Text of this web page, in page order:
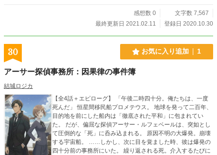
感想数 0
文字数 7,567
最終更新日 2021.02.11
登録日 2020.10.30
30 お気に入り追加 1
アーサー探偵事務所：因果律の事件簿
結城ロジカ
【全4話＋エピローグ】 「午後二時四十分。俺たちは、一度
死んだ」 ​恒星間移民船プロメテウス。 地球を発って二百年、
目的地を前にした船内は「徹底された平和」に包まれてい
た。 だが、偏屈な探偵アーサー・ルフェベールは、突如とし
て圧倒的な「死」に呑み込まれる。 ​原因不明の大爆発。崩壊
する宇宙船。 ……しかし、次に目を覚ました時、彼は爆発の
四十分前の事務所にいた。 ​繰り返される死。介入するたびに